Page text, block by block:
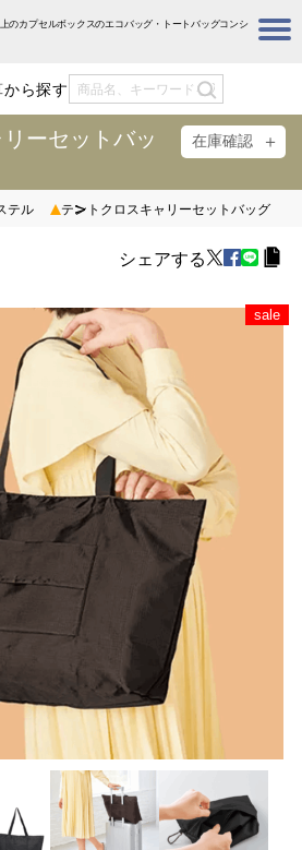
のカプセルボックスのエコバッグ・トートバッグコンシ
から探す
ーセットバッ
在庫確認
テル テントクロスキャリーセットバッグ
シェアする
sale